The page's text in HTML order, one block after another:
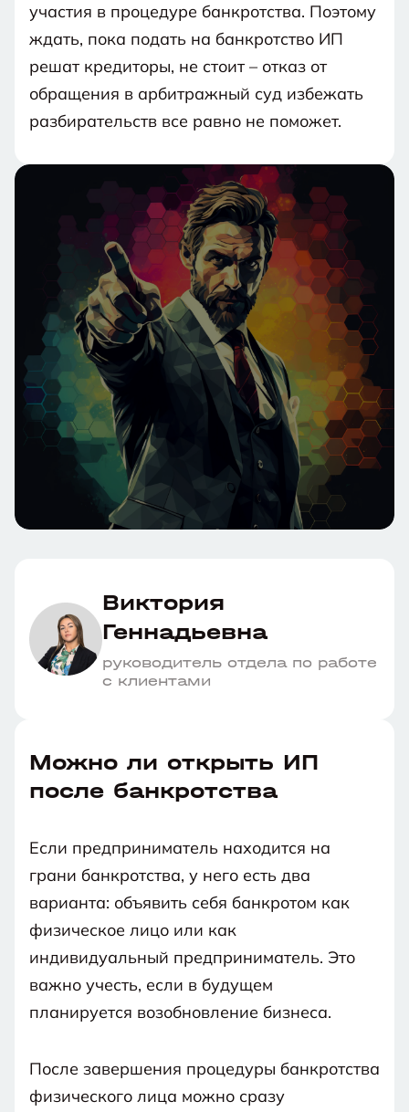
участия в процедуре банкротства. Поэтому
ждать, пока подать на банкротство ИП
решат кредиторы, не стоит – отказ от
обращения в арбитражный суд избежать
разбирательств все равно не поможет.
Виктория
Геннадьевна
руководитель отдела по работе
с клиентами
Можно ли открыть ИП
после банкротства
Если предприниматель находится на
грани банкротства, у него есть два
варианта: объявить себя банкротом как
физическое лицо или как
индивидуальный предприниматель. Это
важно учесть, если в будущем
планируется возобновление бизнеса.
После завершения процедуры банкротства
физического лица можно сразу